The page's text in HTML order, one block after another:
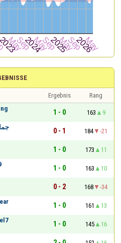
Ergebnis
Rang
1 - 0 163
9
0 - 1 184
-21
1 - 0 173
11
1 - 0 163
10
0 - 2 168
-34
1 - 0 161
13
1 - 0 145
16